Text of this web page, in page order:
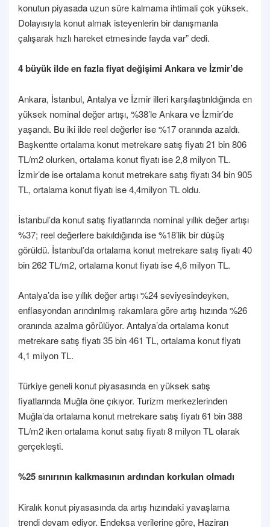
konutun piyasada uzun süre kalmama ihtimali çok yüksek.
Dolayısıyla konut almak isteyenlerin bir danışmanla
çalışarak hızlı hareket etmesinde fayda var” dedi.
4 büyük ilde en fazla fiyat değişimi Ankara ve İzmir’de
Ankara, İstanbul, Antalya ve İzmir illeri karşılaştırıldığında en
yüksek nominal değer artışı, %38’le Ankara ve İzmir’de
yaşandı. Bu iki ilde reel değerler ise %17 oranında azaldı.
Başkentte ortalama konut metrekare satış fiyatı 21 bin 806
TL/m2 olurken, ortalama konut fiyatı ise 2,8 milyon TL.
İzmir’de ise ortalama konut metrekare satış fiyatı 34 bin 905
TL, ortalama konut fiyatı ise 4,4milyon TL oldu.
İstanbul’da konut satış fiyatlarında nominal yıllık değer artışı
%37; reel değerlere bakıldığında ise %18’lik bir düşüş
görüldü. İstanbul’da ortalama konut metrekare satış fiyatı 40
bin 262 TL/m2, ortalama konut fiyatı ise 4,6 milyon TL.
Antalya’da ise yıllık değer artışı %24 seviyesindeyken,
enflasyondan arındırılmış rakamlara göre artış hızında %26
oranında azalma görülüyor. Antalya’da ortalama konut
metrekare satış fiyatı 35 bin 461 TL, ortalama konut fiyatı
4,1 milyon TL.
Türkiye geneli konut piyasasında en yüksek satış
fiyatlarında Muğla öne çıkıyor. Turizm merkezlerinden
Muğla’da ortalama konut metrekare satış fiyatı 61 bin 388
TL/m2 iken ortalama konut satış fiyatı 8 milyon TL olarak
gerçekleşti.
%25 sınırının kalkmasının ardından korkulan olmadı
Kiralık konut piyasasında da artış hızındaki yavaşlama
trendi devam ediyor. Endeksa verilerine göre, Haziran